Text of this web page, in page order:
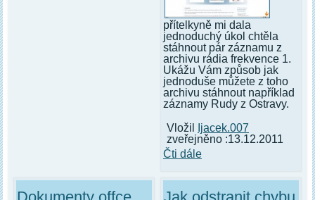
přítelkyně mi dala
jednoduchý úkol chtěla
stáhnout pár záznamu z
archivu rádia frekvence 1.
Ukážu Vám způsob jak
jednoduše můžete z toho
archivu stáhnout například
záznamy Rudy z Ostravy.
Vložil
Ijacek.007
zveřejněno :13.12.2011
Čti dále